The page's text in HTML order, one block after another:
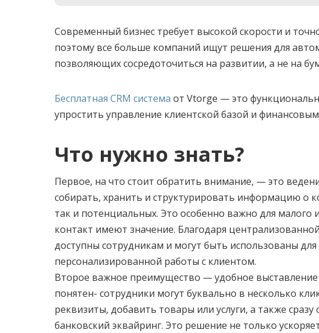
Современный бизнес требует высокой скорости и
поэтому все больше компаний ищут решения для
позволяющих сосредоточиться на развитии, а не на
Бесплатная CRM система от Vtorge — это
упростить управление клиентской базой и
Что нужно знать?
Первое, на что стоит обратить внимание, — это
собирать, хранить и структурировать информацию о
так и потенциальных. Это особенно важно для малого
контакт имеют значение. Благодаря
доступны сотрудникам и могут быть использованы
персонализированной работы с клиентом.
Второе важное преимущество — удобное выставление
понятен- сотрудники могут буквально в несколько
реквизиты, добавить товары или услуги, а также
банковский эквайринг. Это решение не только